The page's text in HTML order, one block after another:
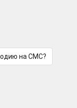
на СМС?